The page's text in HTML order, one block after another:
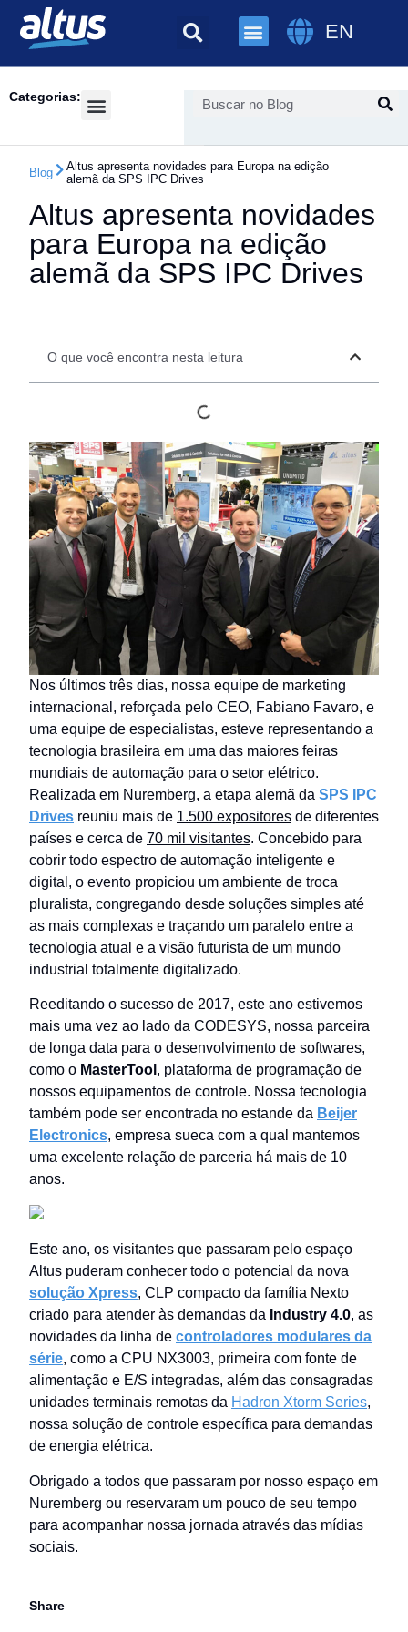
EN
Categorias:
Blog
Altus apresenta novidades para Europa na edição
alemã da SPS IPC Drives
Altus apresenta novidades
para Europa na edição
alemã da SPS IPC Drives
O que você encontra nesta leitura
Nos últimos três dias, nossa equipe de marketing
internacional, reforçada pelo CEO, Fabiano Favaro, e
uma equipe de especialistas, esteve representando a
tecnologia brasileira em uma das maiores feiras
mundiais de automação para o setor elétrico.
Realizada em Nuremberg, a etapa alemã da SPS IPC
Drives reuniu mais de 1.500 expositores de diferentes
países e cerca de 70 mil visitantes. Concebido para
cobrir todo espectro de automação inteligente e
digital, o evento propiciou um ambiente de troca
pluralista, congregando desde soluções simples até
as mais complexas e traçando um paralelo entre a
tecnologia atual e a visão futurista de um mundo
industrial totalmente digitalizado.
Reeditando o sucesso de 2017, este ano estivemos
mais uma vez ao lado da CODESYS, nossa parceira
de longa data para o desenvolvimento de softwares,
como o MasterTool , plataforma de programação de
nossos equipamentos de controle. Nossa tecnologia
também pode ser encontrada no estande da Beijer
Electronics, empresa sueca com a qual mantemos
uma excelente relação de parceria há mais de 10
anos.
Este ano, os visitantes que passaram pelo espaço
Altus puderam conhecer todo o potencial da nova
solução Xpress, CLP compacto da família Nexto
criado para atender às demandas da Industry 4.0, as
novidades da linha de controladores modulares da
série, como a CPU NX3003, primeira com fonte de
alimentação e E/S integradas, além das consagradas
unidades terminais remotas da Hadron Xtorm Series,
nossa solução de controle específica para demandas
de energia elétrica.
Obrigado a todos que passaram por nosso espaço em
Nuremberg ou reservaram um pouco de seu tempo
para acompanhar nossa jornada através das mídias
sociais.
Share